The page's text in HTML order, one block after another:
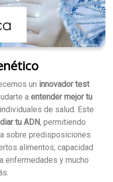
un innovador test
a entender mejor tu
de salud. Este
tu ADN, permitiendo
sobre predisposiciones
alimentos, capacidad
enfermedades y mucho